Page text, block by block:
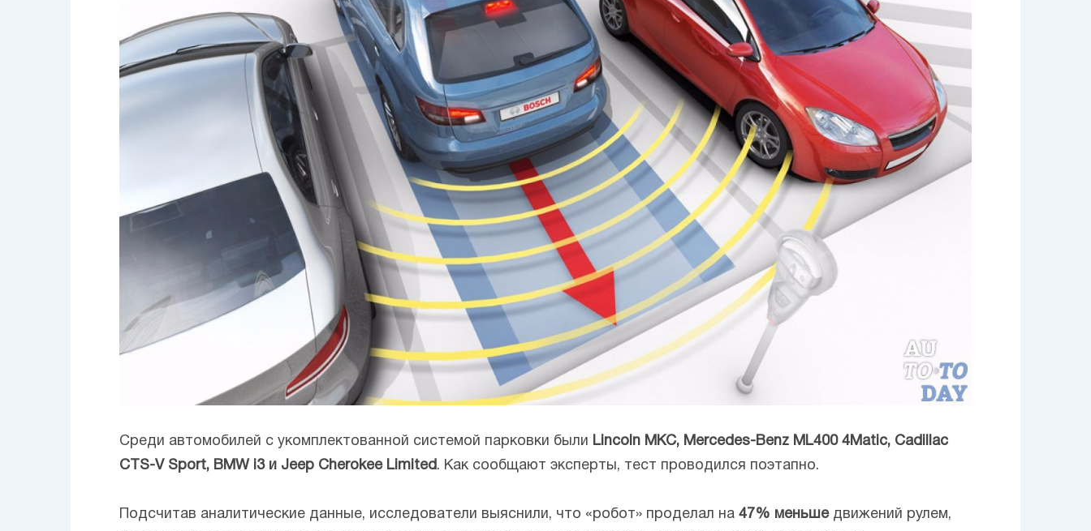
Среди автомобилей с укомплектованной системой парковки были Lincoln MKC, Mercedes-Benz ML400 4Matic, Cadillac
CTS-V Sport, BMW i3 и Jeep Cherokee Limited. Как сообщают эксперты, тест проводился поэтапно.
Подсчитав аналитические данные, исследователи выяснили, что «робот» проделал на 47% меньшедвижений рулем,